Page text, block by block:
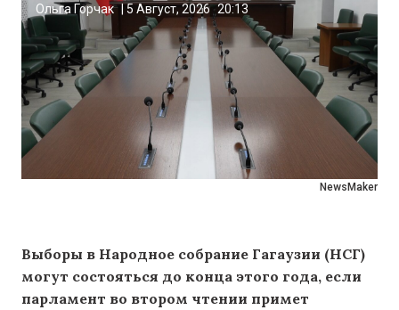
NewsMaker
Ольга Горчак |5 Август, 2026 20:13
Выборы в Народное собрание Гагаузии (НСГ)
могут состояться до конца этого года, если
парламент во втором чтении примет